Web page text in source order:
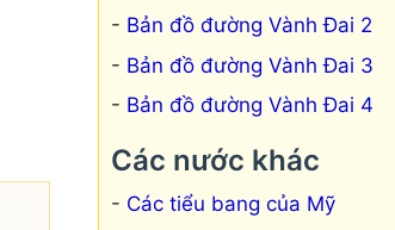
Bản đồ đường Vành Đai 2
Bản đồ đường Vành Đai 3
Bản đồ đường Vành Đai 4
Các nước khác
Các tiểu bang của Mỹ